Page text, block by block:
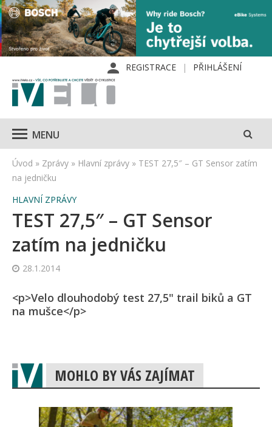
REGISTRACE PŘIHLÁŠENÍ
MENU
Úvod » Zprávy » Hlavní zprávy » TEST 27,5″ – GT Sensor zatím
na jedničku
HLAVNÍ ZPRÁVY
TEST 27,5″ – GT Sensor
zatím na jedničku
28.1.2014
<p>Velo dlouhodobý test 27,5" trail biků a GT
na mušce</p>
MOHLO BY VÁS ZAJÍMAT